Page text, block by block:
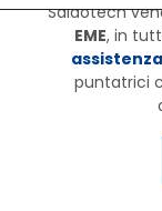
Saldotech
EME, in
assistenza
puntatrici